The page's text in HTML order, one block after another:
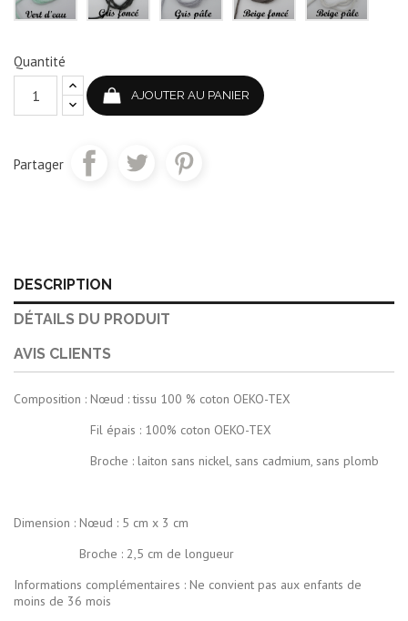
Quantité
AJOUTER AU PANIER
Partager
DESCRIPTION
DÉTAILS DU PRODUIT
AVIS CLIENTS
Composition : Nœud : tissu 100 % coton OEKO-TEX
Fil épais : 100% coton OEKO-TEX
Broche : laiton sans nickel, sans cadmium, sans plomb
Dimension : Nœud : 5 cm x 3 cm
Broche : 2,5 cm de longueur
Informations complémentaires : Ne convient pas aux enfants de
moins de 36 mois